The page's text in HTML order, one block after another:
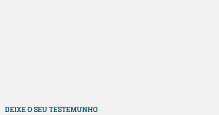
DEIXE O SEU TESTEMUNHO